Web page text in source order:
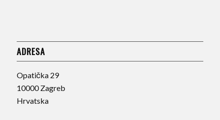
ADRESA
Opatička 29
10000 Zagreb
Hrvatska